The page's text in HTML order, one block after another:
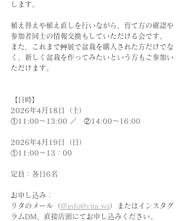
します。
植え替えや植え直しを行いながら、育て方の確認や
参加者同士の情報交換もしていただける会です。
また、これまで艸展で盆栽を購入された方だけでな
く、新しく盆栽を作ってみたいという方もご参加い
ただけます。
【日時】
2026年4月18日（土）
①11:00〜13:00 ／　②14:00〜16:00
2026年4月19日（日）
①11:00〜13：00
定員：各日6名
お申し込み：
リタのメール（＠info@rita.ws）またはインスタグ
ラムDM、直接店頭にてお申し込みください。